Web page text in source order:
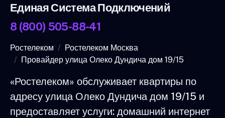
Единая Система Подключений
8 (800) 505-88-41
Ростелеком
Ростелеком Москва
Провайдер улица Олеко Дундича дом 19/15
«Ростелеком» обслуживает квартиры по
адресу улица Олеко Дундича дом 19/15 и
предоставляет услуги: домашний интернет